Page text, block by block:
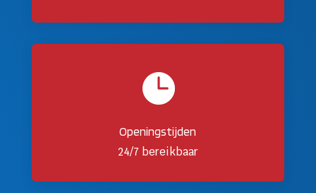

Openingstijden
24/7 bereikbaar